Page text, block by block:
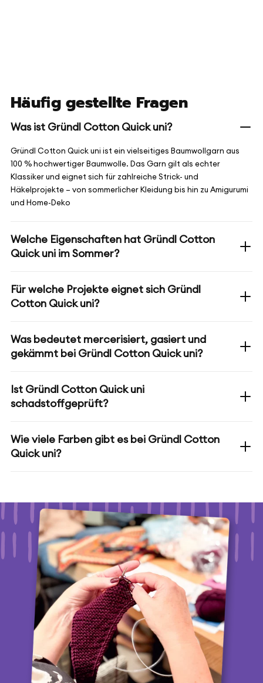
Häufig gestellte Fragen
Was ist Gründl Cotton Quick uni?
Gründl Cotton Quick uni ist ein vielseitiges Baumwollgarn aus
100 % hochwertiger Baumwolle. Das Garn gilt als echter
Klassiker und eignet sich für zahlreiche Strick- und
Häkelprojekte – von sommerlicher Kleidung bis hin zu Amigurumi
und Home-Deko
Welche Eigenschaften hat Gründl Cotton
Quick uni im Sommer?
Für welche Projekte eignet sich Gründl
Cotton Quick uni?
Was bedeutet mercerisiert, gasiert und
gekämmt bei Gründl Cotton Quick uni?
Ist Gründl Cotton Quick uni
schadstoffgeprüft?
Wie viele Farben gibt es bei Gründl Cotton
Quick uni?